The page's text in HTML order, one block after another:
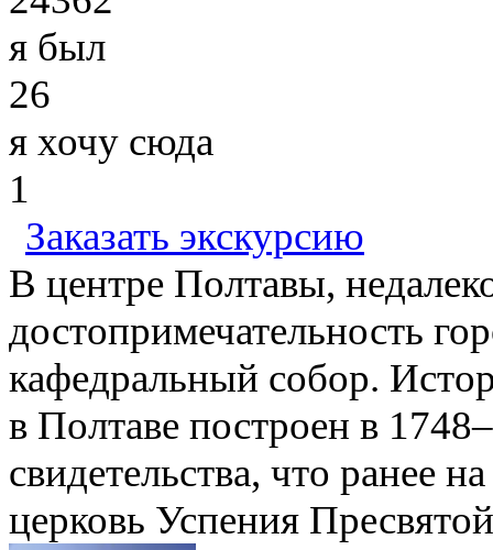
я был
26
я хочу сюда
1
Заказать экскурсию
В центре Полтавы,
достопримечательность
кафедральный собор.
в Полтаве построен в
свидетельства, что ранее
церковь Успения